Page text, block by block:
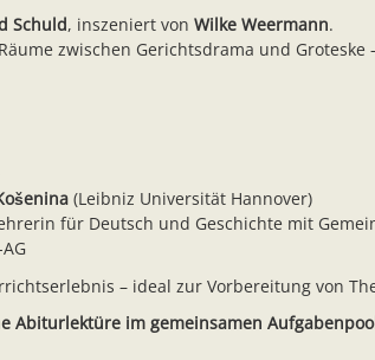
Schuld, inszeniert von Wilke Weermann.
zwischen Gerichtsdrama und
(Leibniz Universität Hannover)
für Deutsch und Geschichte mit
– ideal zur Vorbereitung von
Abiturlektüre im gemeinsamen